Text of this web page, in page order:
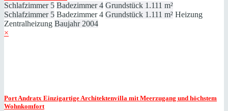
Schlafzimmer 5 Badezimmer 4 Grundstück 1.111 m²
Schlafzimmer 5 Badezimmer 4 Grundstück 1.111 m² Heizung
Zentralheizung Baujahr 2004
×
Port Andratx Einzigartige Architektenvilla mit Meerzugang und höchstem
Wohnkomfort